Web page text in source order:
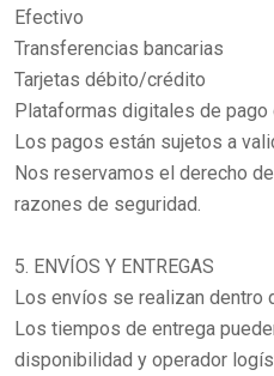
Efectivo
Transferencias bancarias
Tarjetas débito/crédito
Plataformas digitales de
Los pagos están sujetos a
Nos reservamos el derecho
razones de seguridad.
5. ENVÍOS Y ENTREGAS
Los envíos se realizan dentro
Los tiempos de entrega
disponibilidad y operador